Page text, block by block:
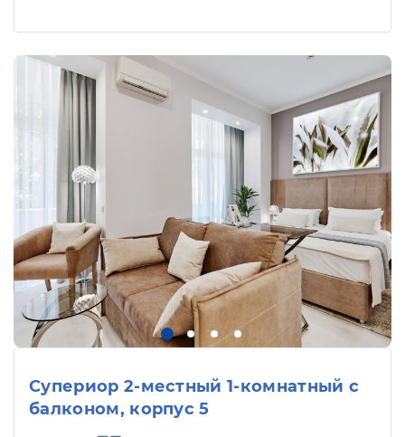
Супериор 2-местный 1-комнатный с
балконом, корпус 5